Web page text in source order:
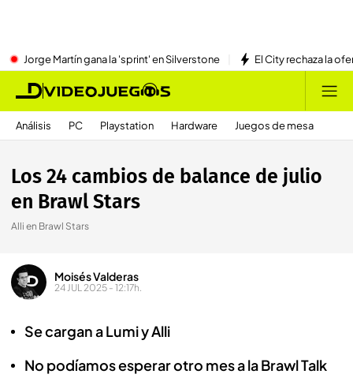
Jorge Martín gana la 'sprint' en Silverstone El City rechaza la
Análisis PC Playstation Hardware Juegos de mesa
Los 24 cambios de balance de julio
en Brawl Stars
Alli en Brawl Stars
Moisés Valderas
24 JUL 2025 - 12:17h.
Se cargan a Lumi y Alli
No podíamos esperar otro mes a la Brawl Talk